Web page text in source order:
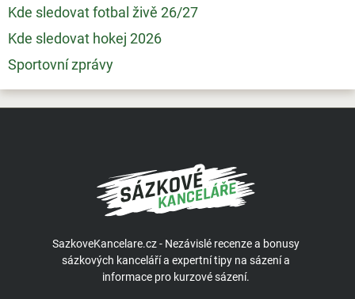
Kde sledovat fotbal živě 26/27
Kde sledovat hokej 2026
Sportovní zprávy
SazkoveKancelare.cz - Nezávislé recenze a bonusy
sázkových kanceláří a expertní tipy na sázení a
informace pro kurzové sázení.